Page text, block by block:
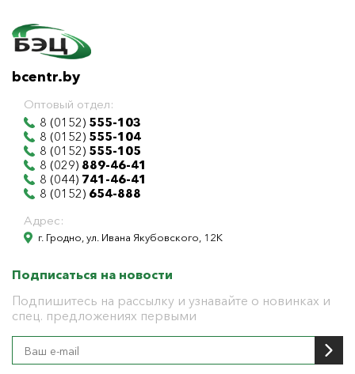
bcentr.by
Оптовый отдел:
8 (0152) 555-103
8 (0152) 555-104
8 (0152) 555-105
8 (029) 889-46-41
8 (044) 741-46-41
8 (0152) 654-888
Адрес:
г. Гродно, ул. Ивана Якубовского, 12К
Подписаться на новости
Подпишитесь на рассылку и узнавайте о новинках и
спец. предложениях первыми